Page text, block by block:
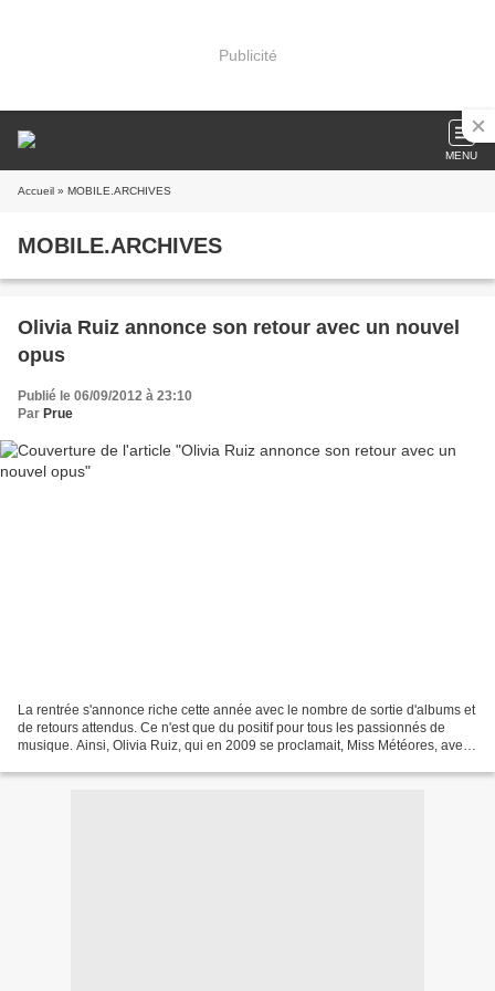
Publicité
MENU
Accueil » MOBILE.ARCHIVES
MOBILE.ARCHIVES
Olivia Ruiz annonce son retour avec un nouvel
opus
Publié le 06/09/2012 à 23:10
Par Prue
La rentrée s'annonce riche cette année avec le nombre de sortie d'albums et
de retours attendus. Ce n'est que du positif pour tous les passionnés de
musique. Ainsi, Olivia Ruiz, qui en 2009 se proclamait, Miss Météores, avec